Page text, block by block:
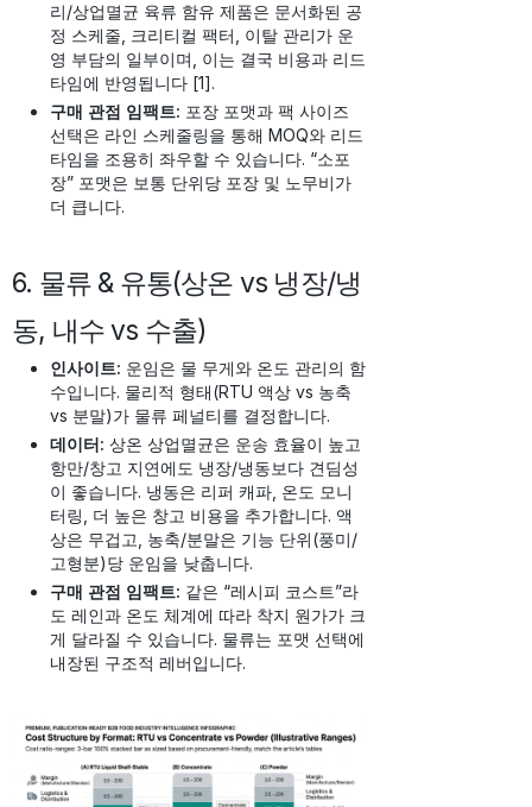
리/상업멸균 육류 함유 제품은 문서화된 공
정 스케줄, 크리티컬 팩터, 이탈 관리가 운
영 부담의 일부이며, 이는 결국 비용과 리드
타임에 반영됩니다 [1].
구매 관점 임팩트: 포장 포맷과 팩 사이즈
선택은 라인 스케줄링을 통해 MOQ와 리드
타임을 조용히 좌우할 수 있습니다. “소포
장” 포맷은 보통 단위당 포장 및 노무비가
더 큽니다.
6. 물류 & 유통(상온 vs 냉장/냉
동, 내수 vs 수출)
인사이트: 운임은 물 무게와 온도 관리의 함
수입니다. 물리적 형태(RTU 액상 vs 농축
vs 분말)가 물류 페널티를 결정합니다.
데이터: 상온 상업멸균은 운송 효율이 높고
항만/창고 지연에도 냉장/냉동보다 견딤성
이 좋습니다. 냉동은 리퍼 캐파, 온도 모니
터링, 더 높은 창고 비용을 추가합니다. 액
상은 무겁고, 농축/분말은 기능 단위(풍미/
고형분)당 운임을 낮춥니다.
구매 관점 임팩트: 같은 “레시피 코스트”라
도 레인과 온도 체계에 따라 착지 원가가 크
게 달라질 수 있습니다. 물류는 포맷 선택에
내장된 구조적 레버입니다.